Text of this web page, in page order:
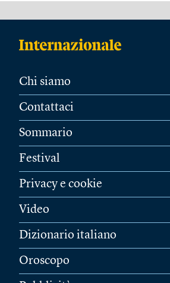
Chi siamo
Contattaci
Sommario
Festival
Privacy e cookie
Video
Dizionario italiano
Oroscopo